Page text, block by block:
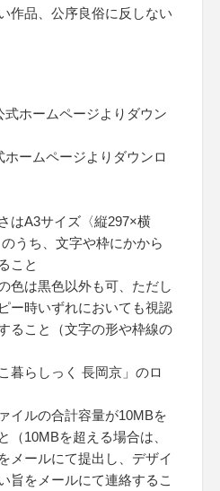
作品、公序良俗に反しない
ホームページよりダウン
ームページよりダウンロ
はA3サイズ〈縦297×横
うち、文字や枠にかから
こと
色は黒色以外も可、ただし
ー時いずれにおいても視認
ること（文字の形や枠線の
暮らしっく 長岡京」のロ
イルの合計容量が10MBを
（10MBを超える場合は、
メールにて提出し、デザイ
旨をメールにて連絡するこ